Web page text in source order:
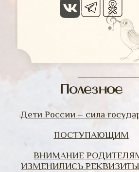
Полезное
Дети России – сила
ПОСТУПАЮЩИМ
ВНИМАНИЕ
ИЗМЕНИЛИСЬ